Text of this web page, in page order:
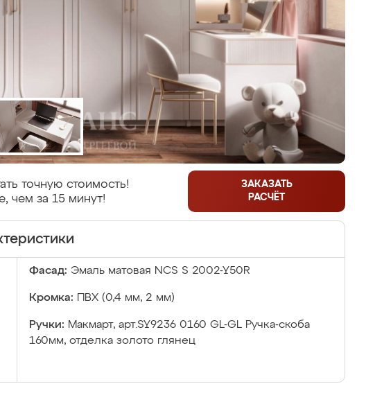
точную стоимость!
чем за 15 минут!
ЗАКАЗАТЬ
РАСЧЁТ
Фасад: Эмаль матовая NCS S 2002-Y50R
Кромка: ПВХ (0,4 мм, 2 мм)
Ручки: Макмарт, арт.SY9236 0160 GL-GL Ручка-скоба
160мм, отделка золото глянец